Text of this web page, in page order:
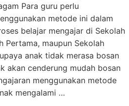
Para guru perlu
metode ini dalam
belajar mengajar di Sekolah
Pertama, maupun Sekolah
anak tidak merasa bosan
akan cenderung mudah bosan
menggunakan metode
mengalami …